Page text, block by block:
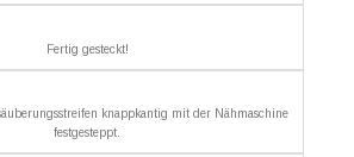
Fertig gesteckt!
knappkantig mit der Nähmaschine
festgesteppt.